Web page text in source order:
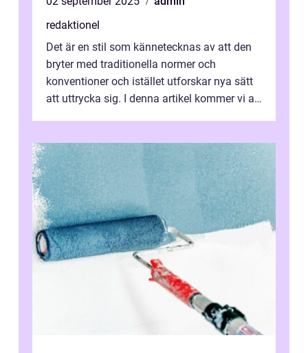
redaktionel
Det är en stil som kännetecknas av att den
bryter med traditionella normer och
konventioner och istället utforskar nya sätt
att uttrycka sig. I denna artikel kommer vi att